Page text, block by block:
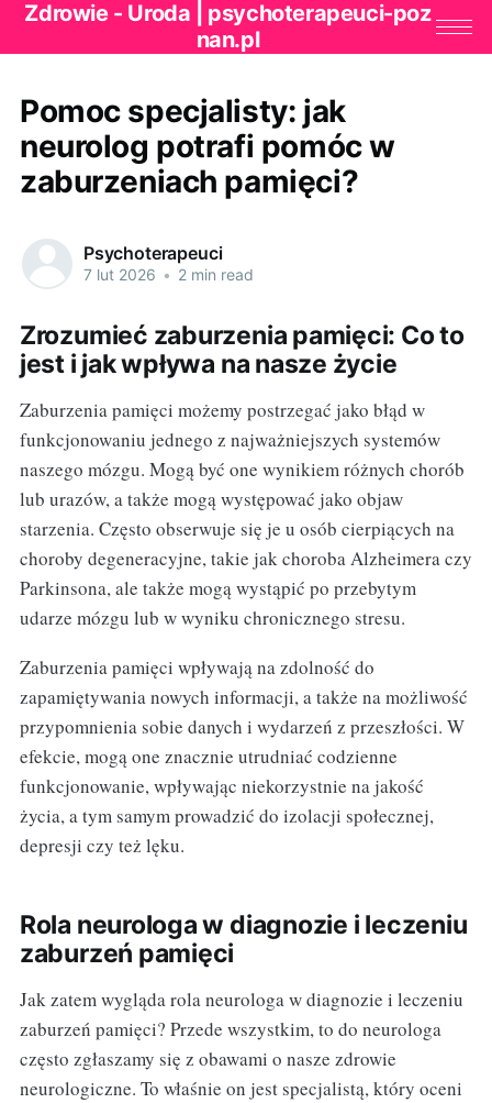
Zdrowie - Uroda | psychoterapeuci-poz
nan.pl
Pomoc specjalisty: jak
neurolog potrafi pomóc w
zaburzeniach pamięci?
Psychoterapeuci
7 lut 2026 • 2 min read
Zrozumieć zaburzenia pamięci: Co to
jest i jak wpływa na nasze życie
Zaburzenia pamięci możemy postrzegać jako błąd w
funkcjonowaniu jednego z najważniejszych systemów
naszego mózgu. Mogą być one wynikiem różnych chorób
lub urazów, a także mogą występować jako objaw
starzenia. Często obserwuje się je u osób cierpiących na
choroby degeneracyjne, takie jak choroba Alzheimera czy
Parkinsona, ale także mogą wystąpić po przebytym
udarze mózgu lub w wyniku chronicznego stresu.
Zaburzenia pamięci wpływają na zdolność do
zapamiętywania nowych informacji, a także na możliwość
przypomnienia sobie danych i wydarzeń z przeszłości. W
efekcie, mogą one znacznie utrudniać codzienne
funkcjonowanie, wpływając niekorzystnie na jakość
życia, a tym samym prowadzić do izolacji społecznej,
depresji czy też lęku.
Rola neurologa w diagnozie i leczeniu
zaburzeń pamięci
Jak zatem wygląda rola neurologa w diagnozie i leczeniu
zaburzeń pamięci? Przede wszystkim, to do neurologa
często zgłaszamy się z obawami o nasze zdrowie
neurologiczne. To właśnie on jest specjalistą, który oceni